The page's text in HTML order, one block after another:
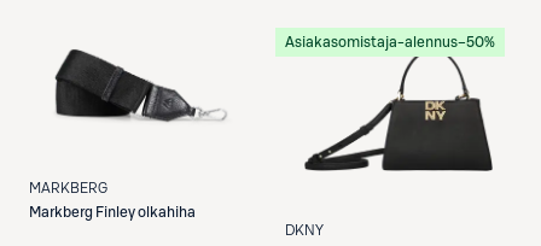
MARKBERG
Markberg Finley olkahiha
Asiakasomistaja-alennus−50%
DKNY